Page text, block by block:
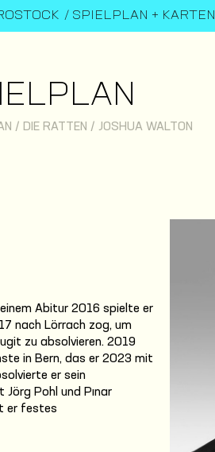
SPIELPLAN + KARTEN
/ DIE RATTEN / JOSHUA WALTON
Abitur 2016 spielte er
nach Lörrach zog, um
zu absolvieren. 2019
in Bern, das er 2023 mit
er sein
Pohl und Pınar
er festes